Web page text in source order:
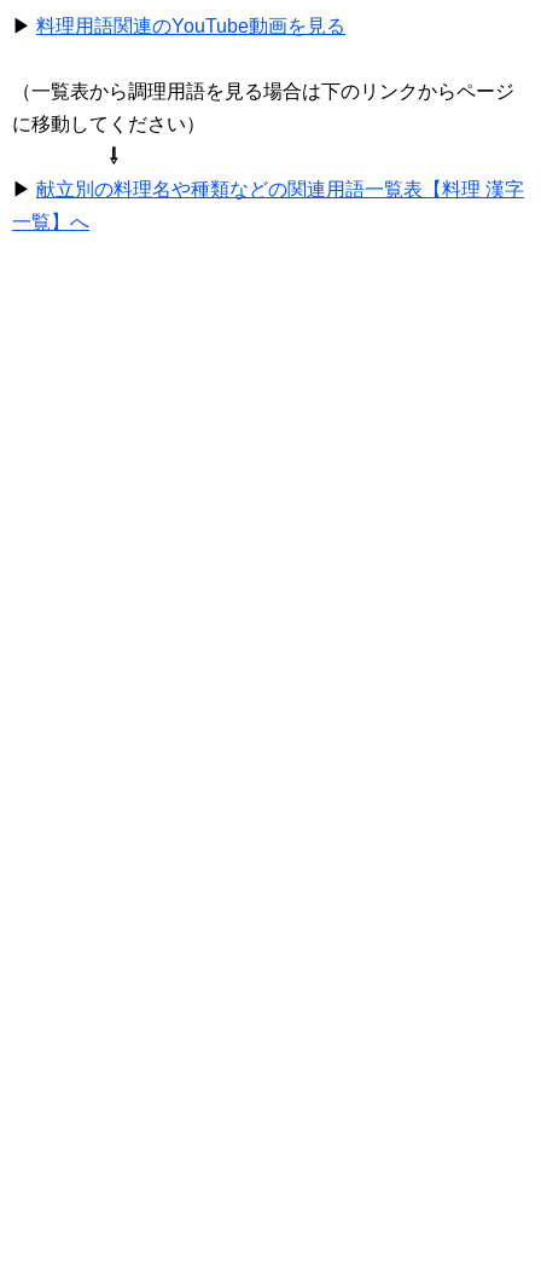
▶ 料理用語関連のYouTube動画を見る
（一覧表から調理用語を見る場合は下のリンクからページ
に移動してください）
⇩
▶ 献立別の料理名や種類などの関連用語一覧表【料理 漢字
一覧】へ